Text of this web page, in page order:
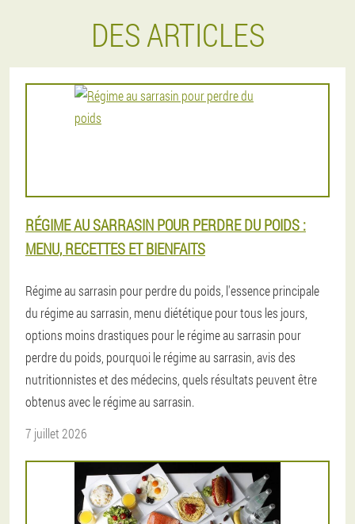
DES ARTICLES
RÉGIME AU SARRASIN POUR PERDRE DU POIDS :
MENU, RECETTES ET BIENFAITS
Régime au sarrasin pour perdre du poids, l'essence principale
du régime au sarrasin, menu diététique pour tous les jours,
options moins drastiques pour le régime au sarrasin pour
perdre du poids, pourquoi le régime au sarrasin, avis des
nutritionnistes et des médecins, quels résultats peuvent être
obtenus avec le régime au sarrasin.
7 juillet 2026